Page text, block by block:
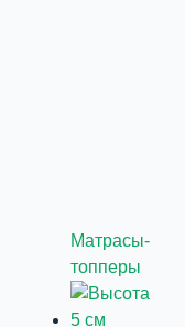
Матрасы-
топперы